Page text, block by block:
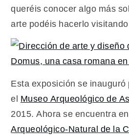
queréis conocer algo más
arte podéis hacerlo
Esta exposición se inauguró
el Museo Arqueológico de
2015. Ahora se encuentra
Arqueológico-Natural de la